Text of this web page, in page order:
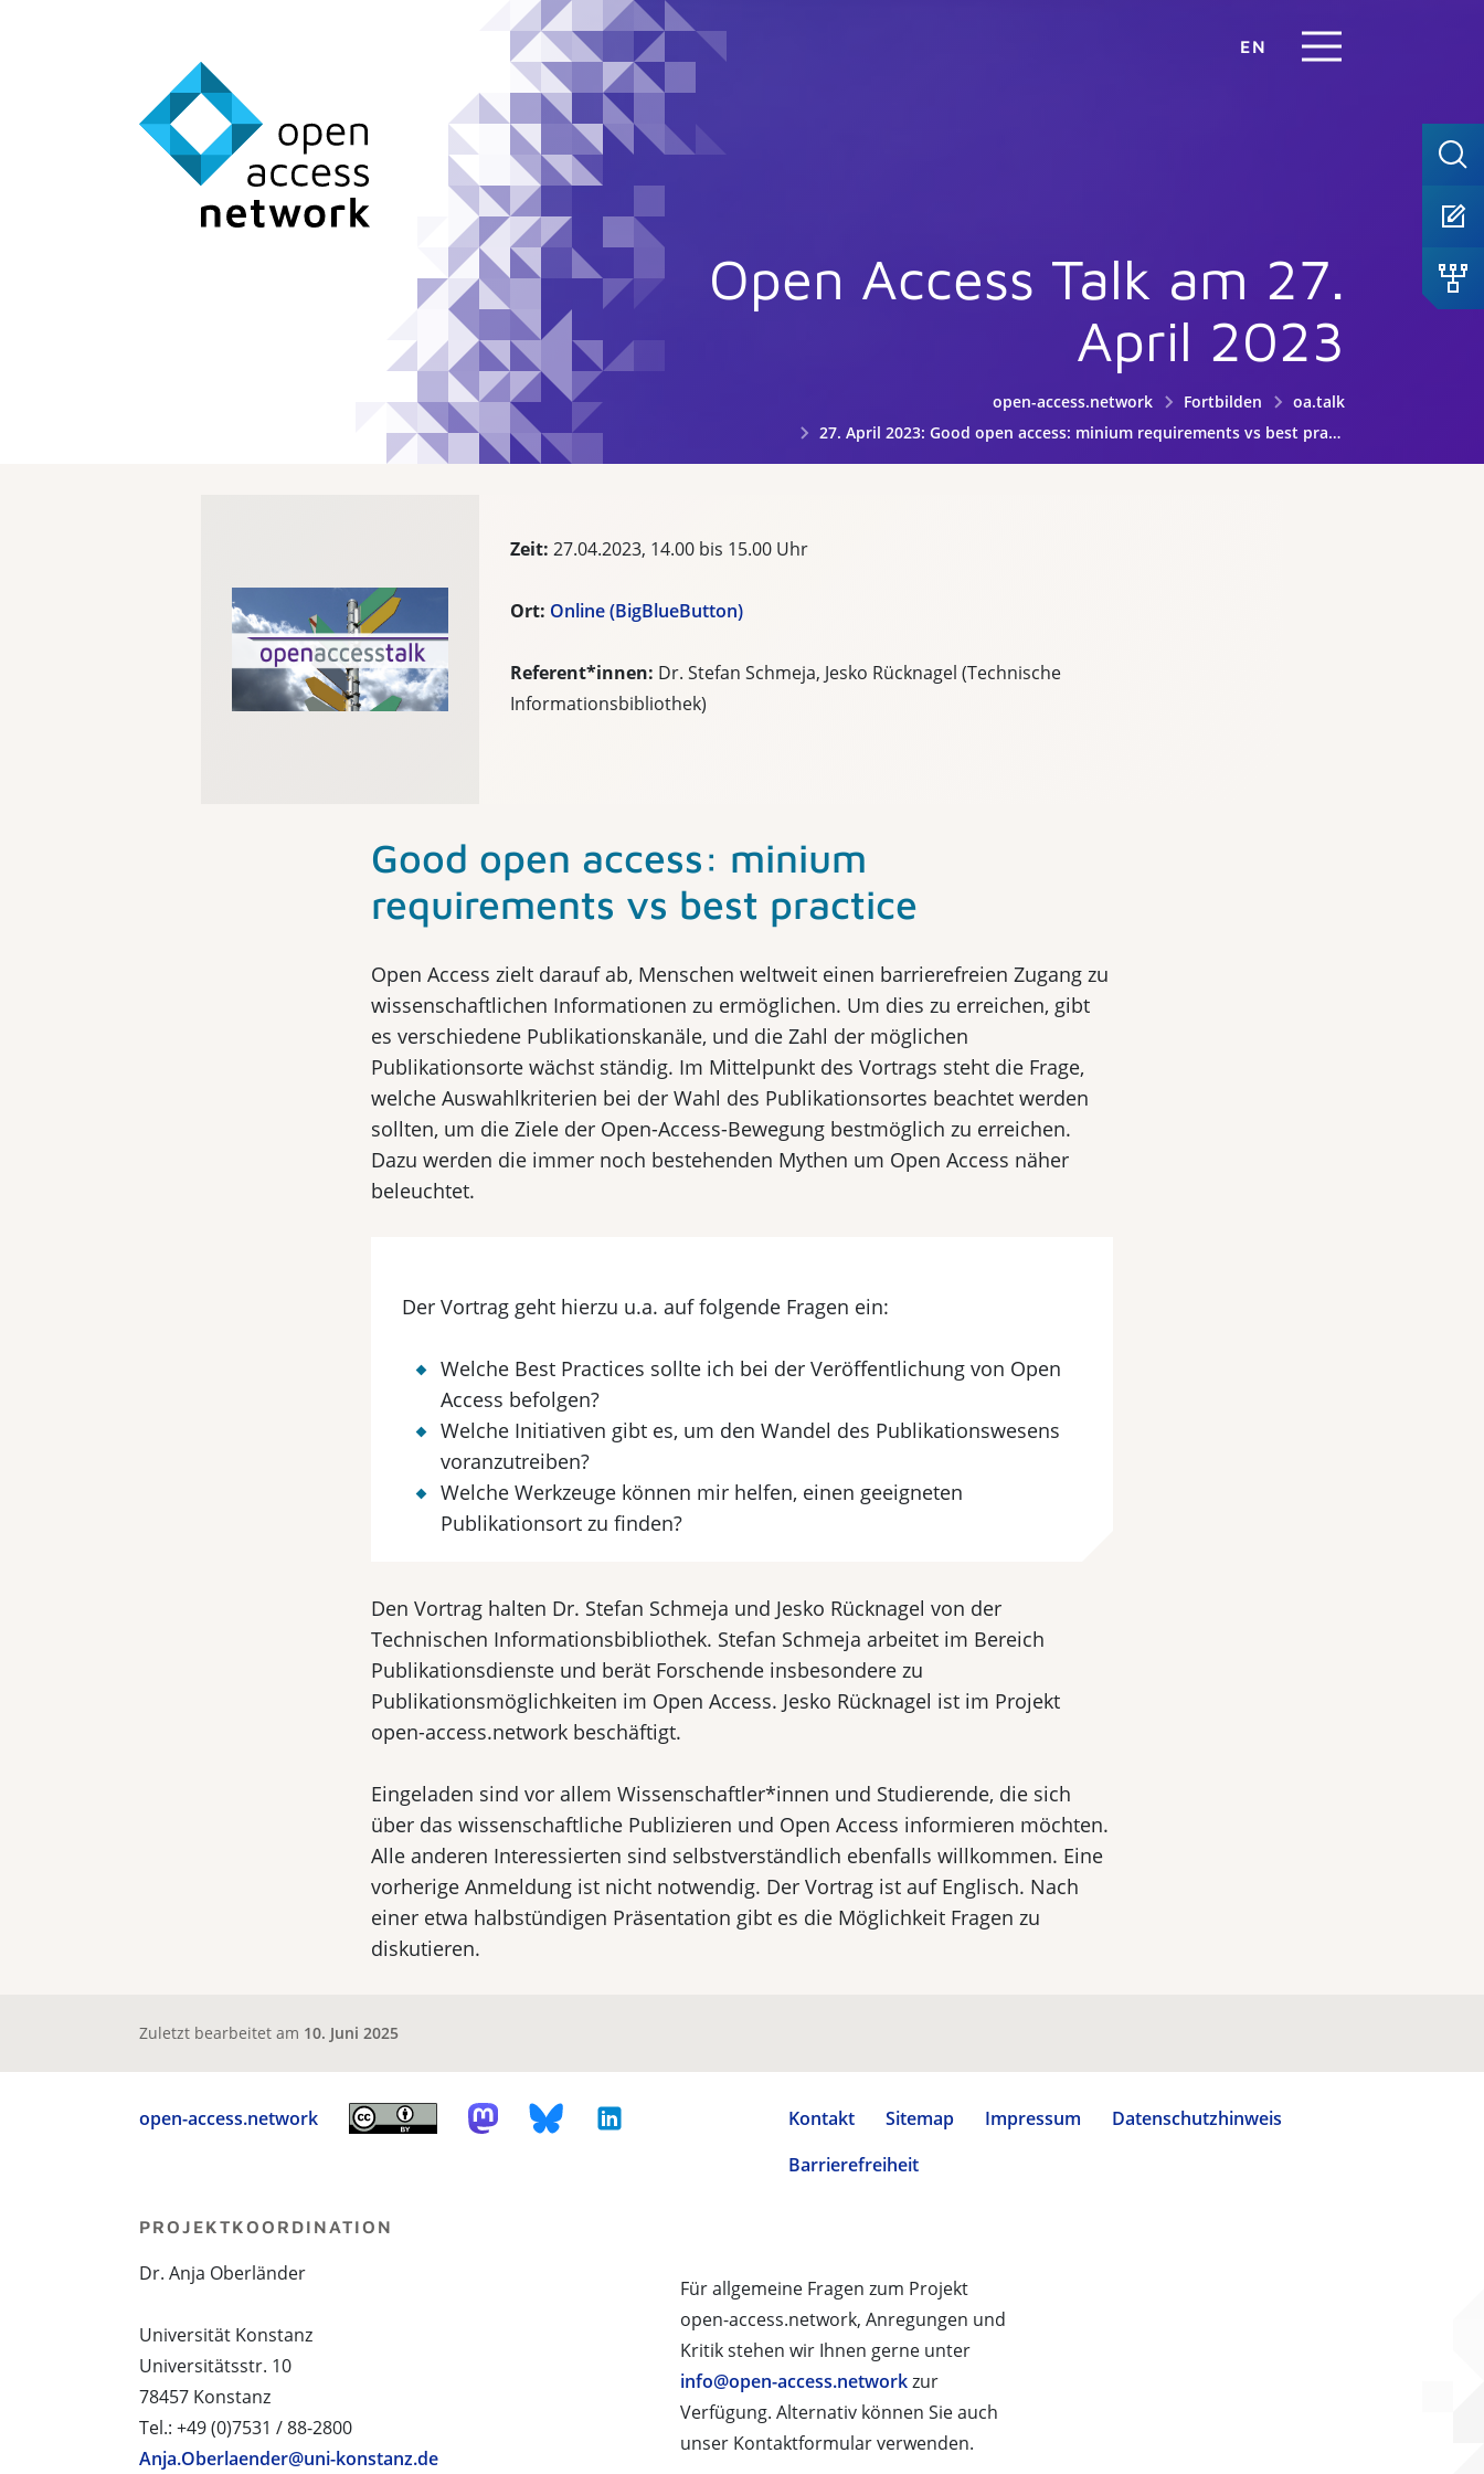
EN
Open Access Talk am 27.
April 2023
open-access.network Fortbilden
oa.talk
27. April 2023: Good open access: minium requirements vs best practice
Zeit: 27.04.2023, 14.00 bis 15.00 Uhr
Ort: Online (BigBlueButton)
Referent*innen: Dr. Stefan Schmeja, Jesko Rücknagel (Technische
Informationsbibliothek)
Good open access: minium
requirements vs best practice
Open Access zielt darauf ab, Menschen weltweit einen barrierefreien Zugang zu
wissenschaftlichen Informationen zu ermöglichen. Um dies zu erreichen, gibt
es verschiedene Publikationskanäle, und die Zahl der möglichen
Publikationsorte wächst ständig. Im Mittelpunkt des Vortrags steht die Frage,
welche Auswahlkriterien bei der Wahl des Publikationsortes beachtet werden
sollten, um die Ziele der Open-Access-Bewegung bestmöglich zu erreichen.
Dazu werden die immer noch bestehenden Mythen um Open Access näher
beleuchtet.
Der Vortrag geht hierzu u.a. auf folgende Fragen ein:
Welche Best Practices sollte ich bei der Veröffentlichung von Open
Access befolgen?
Welche Initiativen gibt es, um den Wandel des Publikationswesens
voranzutreiben?
Welche Werkzeuge können mir helfen, einen geeigneten
Publikationsort zu finden?
Den Vortrag halten Dr. Stefan Schmeja und Jesko Rücknagel von der
Technischen Informationsbibliothek. Stefan Schmeja arbeitet im Bereich
Publikationsdienste und berät Forschende insbesondere zu
Publikationsmöglichkeiten im Open Access. Jesko Rücknagel ist im Projekt
open-access.network beschäftigt.
Eingeladen sind vor allem Wissenschaftler*innen und Studierende, die sich
über das wissenschaftliche Publizieren und Open Access informieren möchten.
Alle anderen Interessierten sind selbstverständlich ebenfalls willkommen. Eine
vorherige Anmeldung ist nicht notwendig. Der Vortrag ist auf Englisch. Nach
einer etwa halbstündigen Präsentation gibt es die Möglichkeit Fragen zu
diskutieren.
Zuletzt bearbeitet am 10. Juni 2025
open-access.network Kontakt Sitemap Impressum
Datenschutzhinweis
Barrierefreiheit
Für allgemeine Fragen zum Projekt
open-access.network, Anregungen und
Kritik stehen wir Ihnen gerne unter
info@open-access.networkzur
Verfügung. Alternativ können Sie auch
unser Kontaktformular verwenden.
PROJEKTKOORDINATION
Dr. Anja Oberländer
Universität Konstanz
Universitätsstr. 10
78457 Konstanz
Tel.: +49 (0)7531 / 88-2800
Anja.Oberlaender@uni-konstanz.de